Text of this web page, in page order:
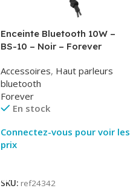
Enceinte Bluetooth 10W –
BS-10 – Noir – Forever
Accessoires, Haut parleurs
bluetooth
Forever
En stock
Connectez-vous pour voir les
prix
SKU: ref24342